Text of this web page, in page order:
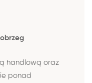
handlową oraz
ponad